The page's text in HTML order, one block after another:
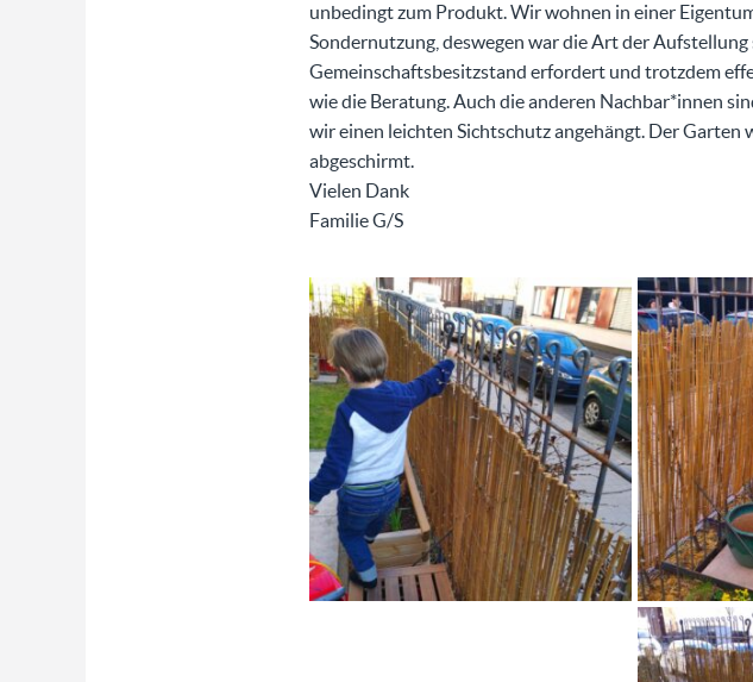
unbedingt zum Produkt. Wir wohnen in einer
Sondernutzung, deswegen war die Art der
Gemeinschaftsbesitzstand erfordert und trotzdem
wie die Beratung. Auch die anderen Nachbar*innen
wir einen leichten Sichtschutz angehängt. Der
abgeschirmt.
Vielen Dank
Familie G/S